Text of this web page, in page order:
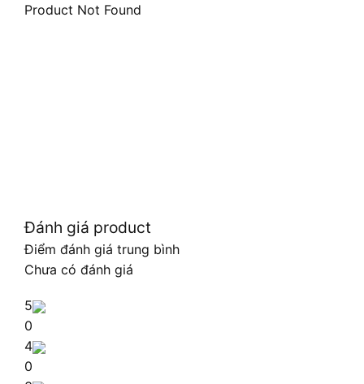
Product Not Found
Đánh giá product
Điểm đánh giá trung bình
Chưa có đánh giá
5
0
4
0